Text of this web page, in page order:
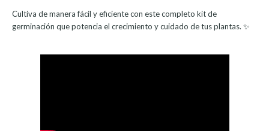
Cultiva de manera fácil y eficiente con este completo kit de
germinación que potencia el crecimiento y cuidado de tus plantas. ✨